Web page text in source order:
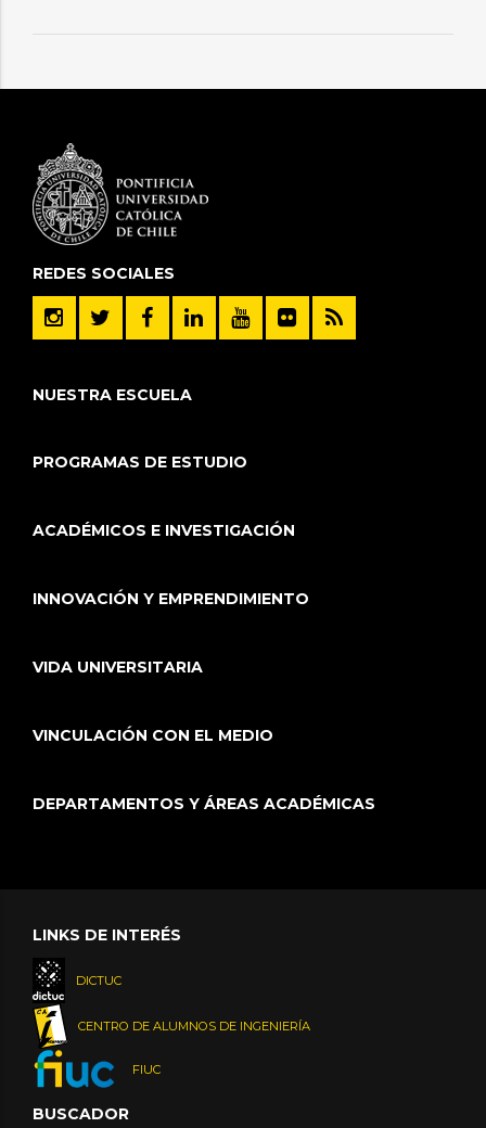
REDES SOCIALES
NUESTRA ESCUELA
PROGRAMAS DE ESTUDIO
ACADÉMICOS E INVESTIGACIÓN
INNOVACIÓN Y EMPRENDIMIENTO
VIDA UNIVERSITARIA
VINCULACIÓN CON EL MEDIO
DEPARTAMENTOS Y ÁREAS ACADÉMICAS
LINKS DE INTERÉS
DICTUC
CENTRO DE ALUMNOS DE INGENIERÍA
FIUC
BUSCADOR